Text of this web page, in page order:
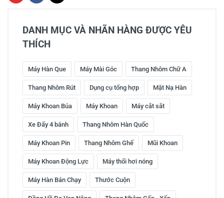
DANH MỤC VÀ NHÃN HÀNG ĐƯỢC YÊU
THÍCH
Máy Hàn Que Máy Mài Góc Thang Nhôm Chữ A
Thang Nhôm Rút Dụng cụ tổng hợp Mặt Nạ Hàn
Máy Khoan Búa Máy Khoan Máy cắt sắt
Xe Đẩy 4 bánh Thang Nhôm Hàn Quốc
Máy Khoan Pin Thang Nhôm Ghế Mũi Khoan
Máy Khoan Động Lực Máy thổi hơi nóng
Máy Hàn Bán Chạy Thước Cuộn